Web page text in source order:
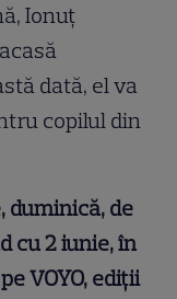
Ionuț
dată, el va
copilul din
duminică, de
cu 2 iunie, în
VOYO, ediții